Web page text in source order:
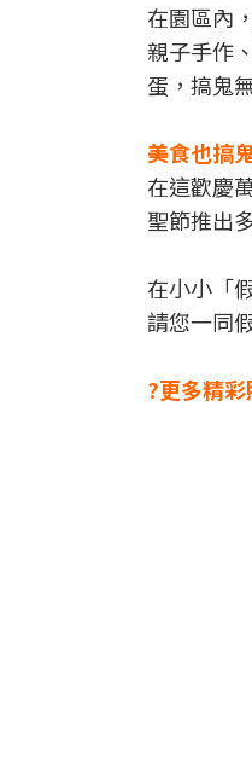
在園區內
親子手作
蛋，搞鬼
美食也搞
在這歡慶
聖節推出
在小小「
請您一同
?更多精彩